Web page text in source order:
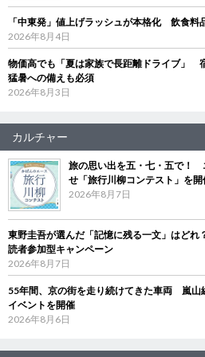
「中東発」値上げラッシュが本格化 飲食料
2026年8月4日
物価高でも「夏は家族で長距離ドライブ」
猛暑への備えも必須
2026年8月3日
カルチャー
旅の思い出を五・七・五で！
せ「旅行川柳コンテスト」を開
2026年8月7日
東野圭吾が選んだ「記憶に残る一文」はど
読者参加型キャンペーン
2026年8月7日
55年間、京の街を走り続けてきた車両 嵐山
イベントを開催
2026年8月6日